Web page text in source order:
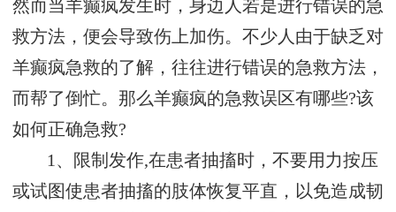
然而当羊癫疯发生时，身边人若是进行错误的急
救方法，便会导致伤上加伤。不少人由于缺乏对
羊癫疯急救的了解，往往进行错误的急救方法，
而帮了倒忙。那么羊癫疯的急救误区有哪些?该
如何正确急救?
1、限制发作,在患者抽搐时，不要用力按压
或试图使患者抽搐的肢体恢复平直，以免造成韧